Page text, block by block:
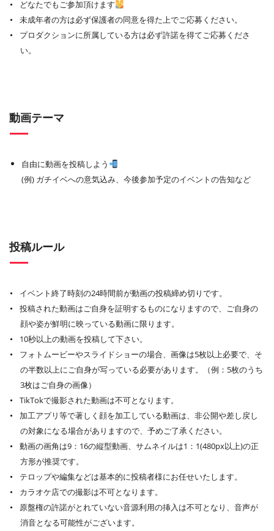
どなたでもご参加頂けます
未成年者の方は必ず保護者の同意を得た上でご応募ください。
プロダクションに所属している方は必ず許諾を得てご応募くださ
い。
動画テーマ
自由に動画を投稿しよう
(例) ガチイベへの意気込み、今後参加予定のイベントの告知など
投稿ルール
イベント終了時刻の24時間前が動画の投稿締め切りです。
投稿された動画はご自身を証明するものになりますので、ご自身の
顔や姿が鮮明に映っている動画に限ります。
10秒以上の動画を投稿して下さい。
フォトムービーやスライドショーの場合、画像は5枚以上必要で、そ
の半数以上にご自身が写っている必要があります。（例：5枚のうち
3枚はご自身の画像）
TikTokで撮影された動画は不可となります。
加工アプリ等で著しく顔を加工している動画は、非公開や差し戻し
の対象になる場合がありますので、予めご了承ください。
動画の画角は9：16の縦型動画、サムネイルは1：1(480px以上)の正
方形が推奨です。
テロップや編集などは基本的に投稿者様にお任せいたします。
カラオケ店での撮影は不可となります。
原盤権の許諾がとれていない音源利用の挿入は不可となり、音声が
消音となる可能性がございます。